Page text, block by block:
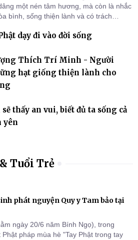
một nén tâm hương, mà còn là nhắc
bình, sống thiện lành và có trách
dạy đi vào đời sống
Thích Trí Minh - Người
hạt giống thiện lành cho
thấy an vui, biết đủ ta sống cả
yên
Tuổi Trẻ
phát nguyện Quy y Tam bảo tại
ngày 20/6 năm Bính Ngọ), trong
pháp mùa hè "Tay Phật trong tay